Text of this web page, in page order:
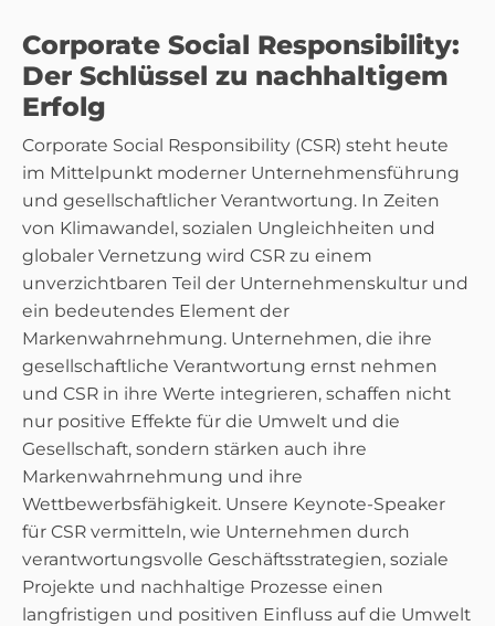
Corporate Social Responsibility:
Der Schlüssel zu nachhaltigem
Erfolg
Corporate Social Responsibility (CSR) steht heute
im Mittelpunkt moderner Unternehmensführung
und gesellschaftlicher Verantwortung. In Zeiten
von Klimawandel, sozialen Ungleichheiten und
globaler Vernetzung wird CSR zu einem
unverzichtbaren Teil der Unternehmenskultur und
ein bedeutendes Element der
Markenwahrnehmung. Unternehmen, die ihre
gesellschaftliche Verantwortung ernst nehmen
und CSR in ihre Werte integrieren, schaffen nicht
nur positive Effekte für die Umwelt und die
Gesellschaft, sondern stärken auch ihre
Markenwahrnehmung und ihre
Wettbewerbsfähigkeit. Unsere Keynote-Speaker
für CSR vermitteln, wie Unternehmen durch
verantwortungsvolle Geschäftsstrategien, soziale
Projekte und nachhaltige Prozesse einen
langfristigen und positiven Einfluss auf die Umwelt